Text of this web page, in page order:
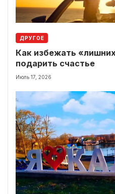
ДРУГОЕ
Как избежать
подарить счастье
Июль 17, 2026